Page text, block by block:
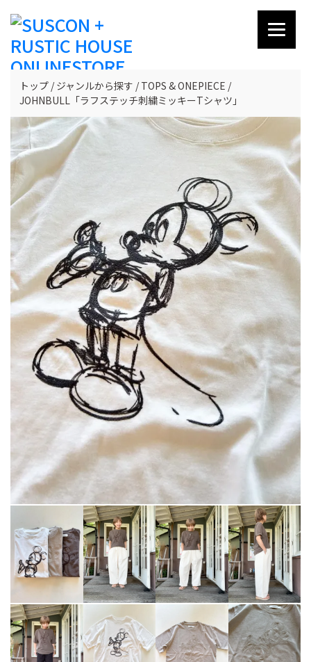
トップ ジャンルから探す
TOPS & ONEPIECE
JOHNBULL「ラフステッチ刺繍ミッキーTシャツ」